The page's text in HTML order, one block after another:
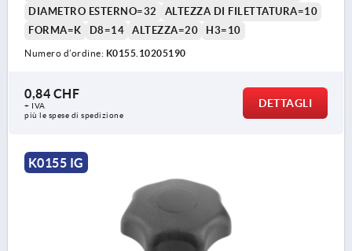
DIAMETRO ESTERNO=32
ALTEZZA DI FILETTATURA=10
FORMA=K
D8=14 ALTEZZA=20 H3=10
Numero d’ordine: K0155.10205190
0,84 CHF
+ IVA
più le spese di spedizione
DETTAGLI
K0155 IG